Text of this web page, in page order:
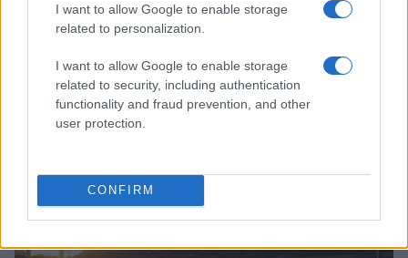
I want to allow Google to enable storage
related to personalization.
I want to allow Google to enable storage
related to security, including authentication
functionality and fraud prevention, and other
user protection.
CONFIRM
Continua a leggere